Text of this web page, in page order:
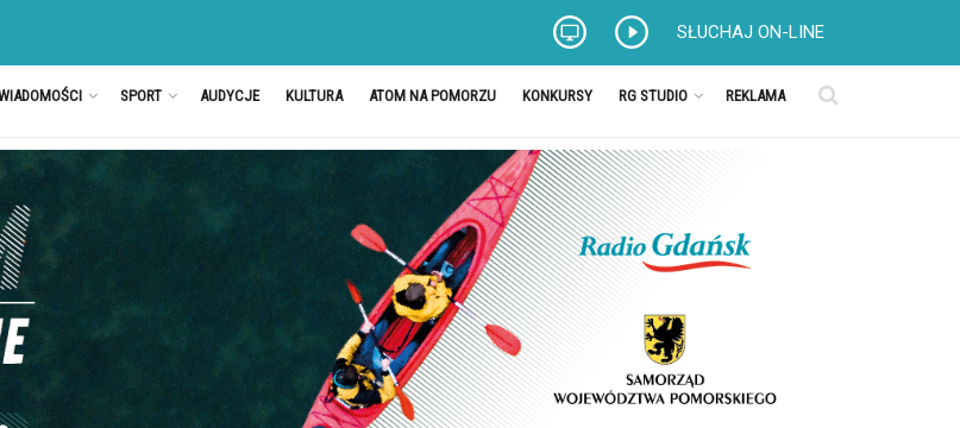
SŁUCHAJ ON-LINE
SPORT AUDYCJE KULTURA ATOM NA POMORZU KONKURSY RG STUDIO REKLAMA